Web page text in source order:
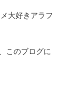
大好きアラフ
このブログに